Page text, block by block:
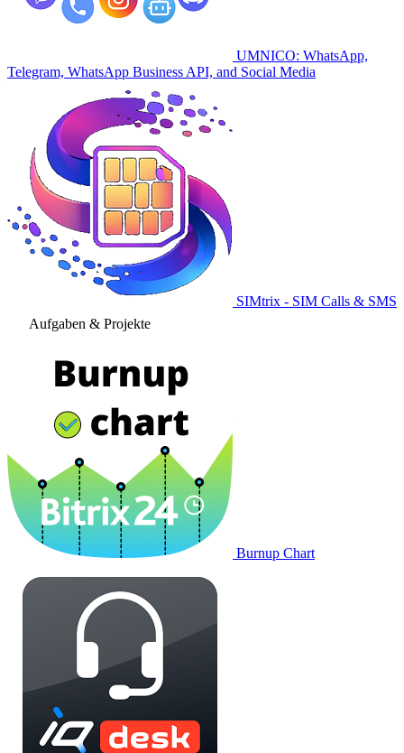
UMNICO: WhatsApp,
Telegram, WhatsApp Business API, and Social Media
SIMtrix - SIM Calls & SMS
Aufgaben & Projekte
Burnup Chart